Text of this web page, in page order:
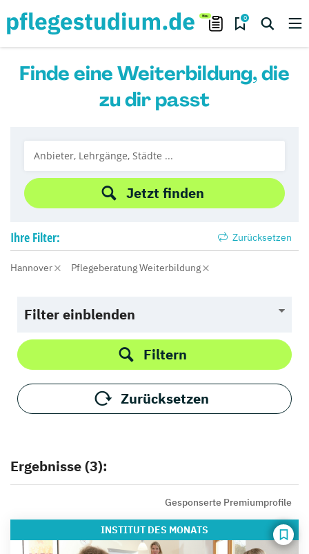
0
Finde eine Weiterbildung, die
zu dir passt
Jetzt finden
Ihre Filter: Zurücksetzen
Hannover Pflegeberatung Weiterbildung
Filter einblenden
Filtern
Zurücksetzen
Ergebnisse (3):
Gesponserte Premiumprofile
INSTITUT DES MONATS